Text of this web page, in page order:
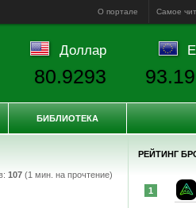
О портале Самое
107(1 мин. на прочтение)
РЕЙТИНГ
1
Доллар
80.9293
БИБЛИОТЕКА